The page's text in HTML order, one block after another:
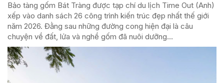
Bảo tàng gốm Bát Tràng được tạp chí du lịch Time Out (Anh)
xếp vào danh sách 26 công trình kiến trúc đẹp nhất thế giới
năm 2026. Đằng sau những đường cong hiện đại là câu
chuyện về đất, lửa và nghề gốm đã nuôi dưỡng...